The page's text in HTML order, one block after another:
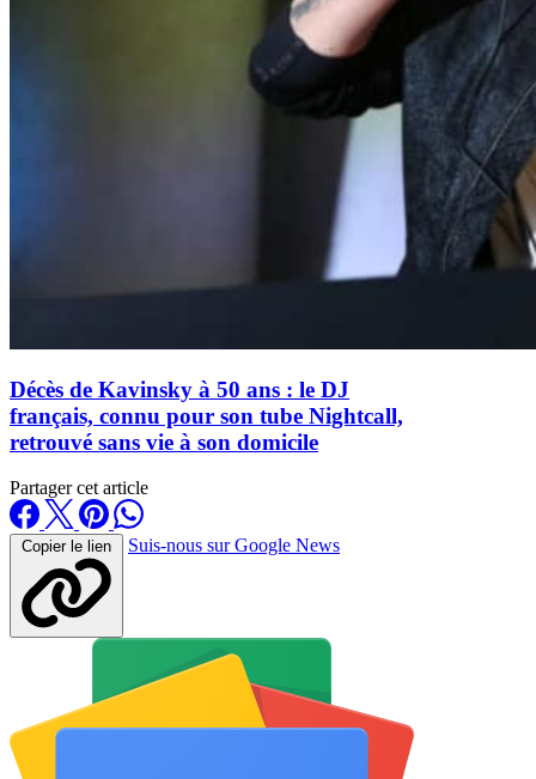
Décès de Kavinsky à 50 ans : le DJ
français, connu pour son tube Nightcall,
retrouvé sans vie à son domicile
Partager cet article
Copier le lien Suis-nous sur Google News